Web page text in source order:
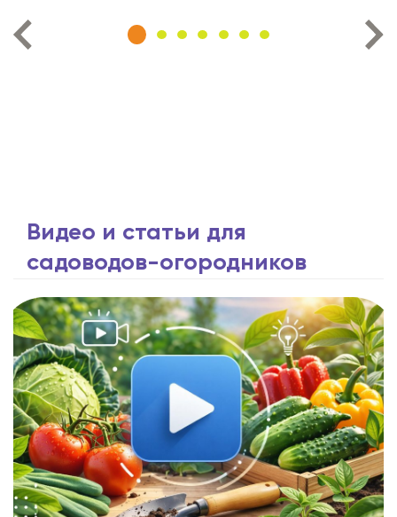
Видео и статьи для
садоводов-огородников